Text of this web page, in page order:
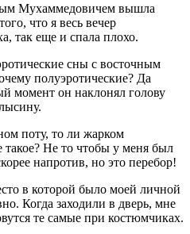
Мухаммедовичем вышла
что я весь вечер
так еще и спала плохо.
сны с восточным
полуэротические? Да
момент он наклонял голову
поту, то ли жарком
Не то чтобы у меня был
напротив, но это перебор!
в которой было моей личной
Когда заходили в дверь, мне
те самые при костюмчиках.